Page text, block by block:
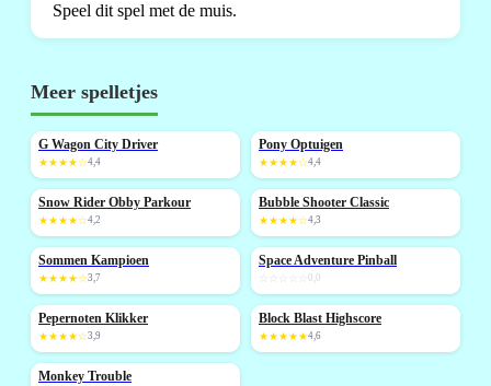
Speel dit spel met de muis.
Meer spelletjes
NIEUW
G Wagon City Driver
★★★★☆4,4
Pony Optuigen
★★★★☆4,4
NIEUW
Snow Rider Obby Parkour
★★★★☆4,2
NIEUW
Bubble Shooter Classic
★★★★☆4,3
NIEUW
Sommen Kampioen
★★★★☆3,7
NIEUW
Space Adventure Pinball
0,0
NIEUW
Pepernoten Klikker
★★★★☆3,9
NIEUW
Block Blast Highscore
★★★★★4,6
NIEUW
Monkey Trouble